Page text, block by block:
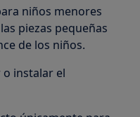
niños menores
piezas pequeñas
de los niños.
instalar el